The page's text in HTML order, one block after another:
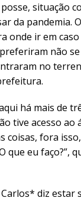
situação
da pandemia.
onde ir em
não
no
há mais de
tive acesso ao
coisas, fora
que eu faço?”,
diz estar